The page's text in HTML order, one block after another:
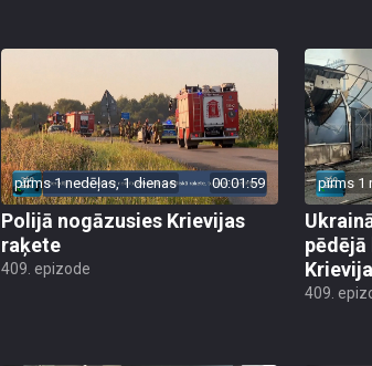
pirms 1 nedēļas, 1 dienas 00:01:59
Polijā nogāzusies Krievijas
raķete
409. epizode
pirms 1
409.